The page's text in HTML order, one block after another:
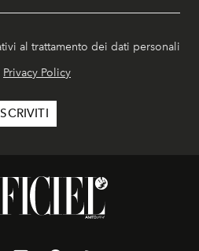
al trattamento dei dati personali
Privacy Policy